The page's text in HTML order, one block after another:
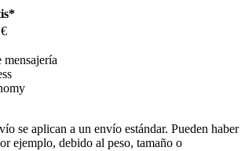
se aplican a un envío estándar. Pueden haber
ejemplo, debido al peso, tamaño o